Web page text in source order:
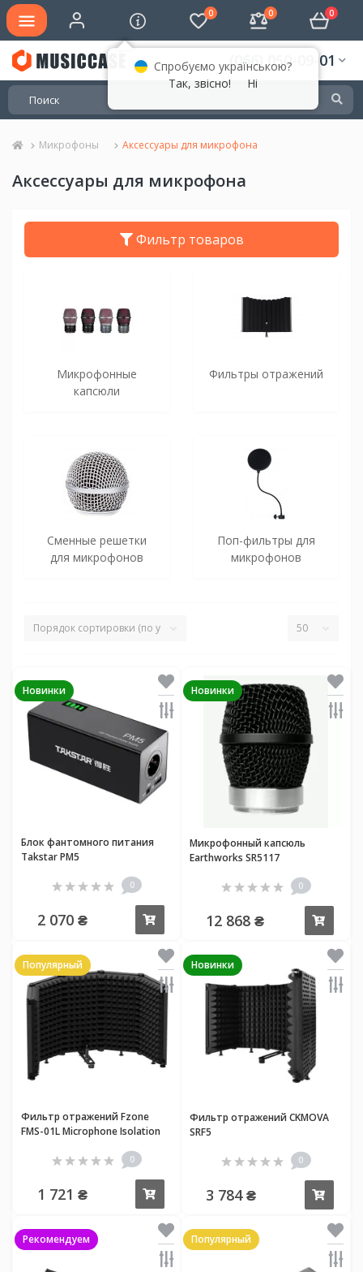
0 0 0
(066) 050-09-01
Микрофоны Аксессуары для микрофона
Аксессуары для микрофона
Фильтр товаров
Микрофонные
капсюли
Фильтры отражений
Сменные решетки
для микрофонов
Поп-фильтры для
микрофонов
Новинки
Блок фантомного питания
Takstar PM5
0
2 070 ₴
Новинки
Микрофонный капсюль
Earthworks SR5117
0
12 868 ₴
Популярный
Фильтр отражений Fzone
FMS-01L Microphone Isolation
0
1 721 ₴
Новинки
Фильтр отражений CKMOVA
SRF5
0
3 784 ₴
Рекомендуем Популярный
Спробуємо українською?
Так, звісно!
Ні